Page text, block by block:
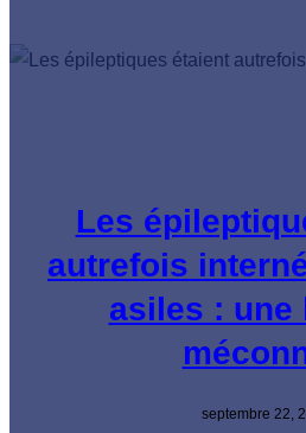
Les
autrefois
asiles : une
septembre 22,